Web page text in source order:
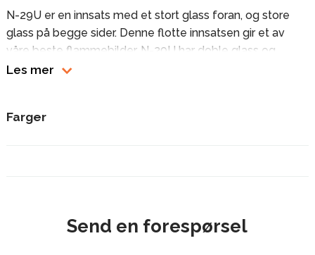
N-29U er en innsats med et stort glass foran, og store
glass på begge sider. Denne flotte innsatsen gir et av
våre beste flammebilder. N-29U har doble glass og
sideglassene er belagt med et unikt, reflekterende
renere.
Les mer
Farger
Send en forespørsel